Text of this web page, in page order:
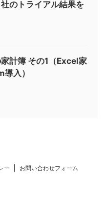
のトライアル結果を
計簿 その1（Excel家
入）
ー お問い合わせフォーム